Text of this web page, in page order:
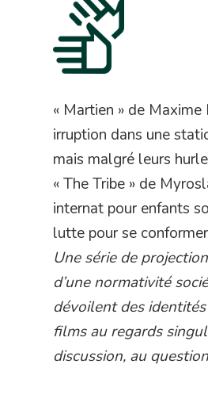
« Martien » de
irruption dans une
mais malgré leurs
« The Tribe » de
internat pour enfants
lutte pour se
Une série de
d’une normativité
dévoilent des
films au regards
discussion, au